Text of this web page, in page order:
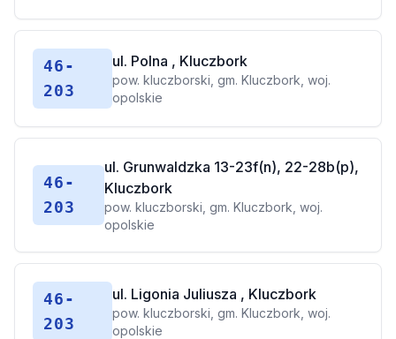
46-
203
ul. Polna , Kluczbork
pow. kluczborski, gm. Kluczbork, woj.
opolskie
46-
203
ul. Grunwaldzka 13-23f(n), 22-28b(p),
Kluczbork
pow. kluczborski, gm. Kluczbork, woj.
opolskie
46-
203
ul. Ligonia Juliusza , Kluczbork
pow. kluczborski, gm. Kluczbork, woj.
opolskie